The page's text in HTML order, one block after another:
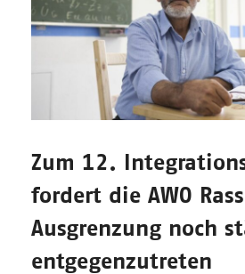
Zum 12.
fordert die AWO
Ausgrenzung noch
entgegenzutreten